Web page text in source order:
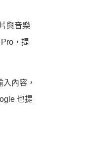
與音樂
，提
內容，
也提